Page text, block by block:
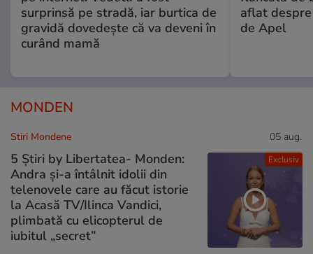
surprinsă pe stradă, iar burtica de
gravidă dovedește că va deveni în
curând mamă
aflat
de Apel
MONDEN
Exclusiv
Stiri Mondene 05 aug.
5 Știri by Libertatea- Monden:
Andra și-a întâlnit idolii din
telenovele care au făcut istorie
la Acasă TV/Ilinca Vandici,
plimbată cu elicopterul de
iubitul „secret”